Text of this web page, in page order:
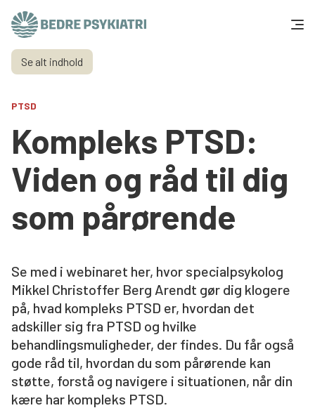
Skip to content
Få hjælp
Tal og fakta
Om os
Vær med
Presse og politik
Støt os
Søg
Se alt indhold
PTSD
Kompleks PTSD:
Viden og råd til dig
som pårørende
Se med i webinaret her, hvor specialpsykolog
Mikkel Christoffer Berg Arendt gør dig klogere
på, hvad kompleks PTSD er, hvordan det
adskiller sig fra PTSD og hvilke
behandlingsmuligheder, der findes. Du får også
gode råd til, hvordan du som pårørende kan
støtte, forstå og navigere i situationen, når din
kære har kompleks PTSD.